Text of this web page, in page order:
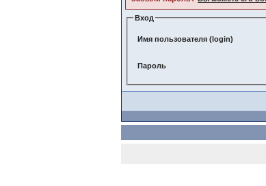
Вход
Имя пользователя (login)
Пароль